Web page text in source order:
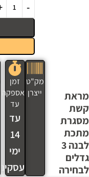
מראת
קשת
מסגרת
מתכת
לבנה 3
גדלים
לבחירה
מק"ט
ייצרן
זמן
אספקה
עד
עד
14
ימי
עסקים